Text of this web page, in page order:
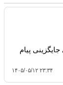
جایگزینی پیام
۱۴۰۵/۰۵/۱۲ ۲۳:۳۴